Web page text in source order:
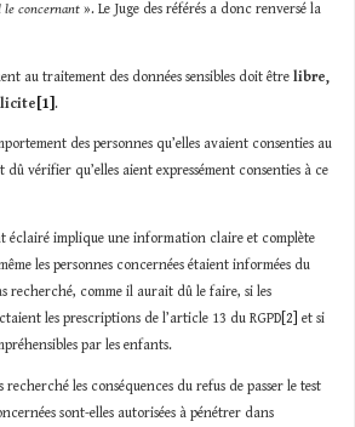
le concernant». Le Juge des référés a donc renversé la
au traitement des données sensibles doit être libre,
[1] .
des personnes qu’elles avaient consenties au
vérifier qu’elles aient expressément consenties à ce
éclairé implique une information claire et complète
les personnes concernées étaient informées du
recherché, comme il aurait dû le faire, si les
les prescriptions de l’article 13 du RGPD[2]
et si
par les enfants.
les conséquences du refus de passer le test
sont-elles autorisées à pénétrer dans